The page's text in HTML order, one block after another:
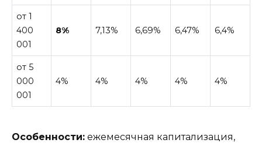
от 1
400
001
8% 7,13% 6,69% 6,47% 6,4%
от 5
000
001
4% 4% 4% 4% 4%
Особенности: ежемесячная капитализация,